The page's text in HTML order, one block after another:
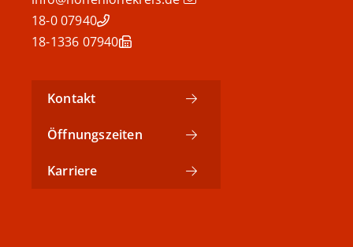
07940 18-0
07940 18-1336
Kontakt
Öffnungszeiten
Karriere